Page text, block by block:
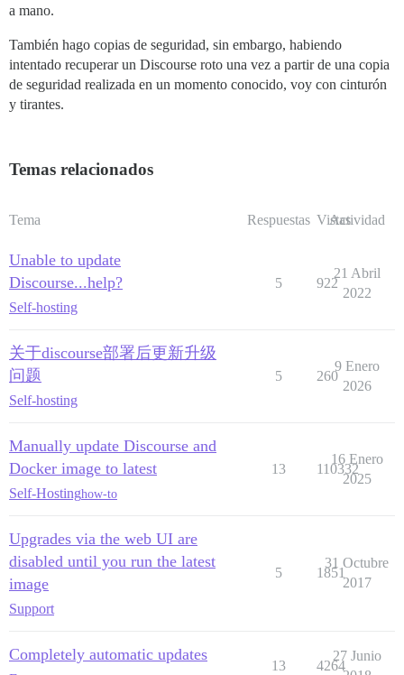
a mano.
También hago copias de seguridad, sin embargo, habiendo
intentado recuperar un Discourse roto una vez a partir de una copia
de seguridad realizada en un momento conocido, voy con cinturón
y tirantes.
Temas relacionados
Tema Respuestas Vistas
Actividad
Unable to update
Discourse...help?
Self-hosting
5 922
21 Abril
2022
关于discourse部署后更新升级
问题
Self-hosting
5 260
9 Enero
2026
Manually update Discourse and
Docker image to latest
Self-Hostinghow-to
13 110332
16 Enero
2025
Upgrades via the web UI are
disabled until you run the latest
image
Support
5 1851
31 Octubre
2017
Completely automatic updates
13 4264
27 Junio